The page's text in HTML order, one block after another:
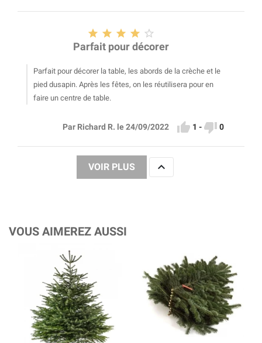
    
Parfait pour décorer
Parfait pour décorer la table, les abords de la crèche et le
pied dusapin. Après les fêtes, on les réutilisera pour en
faire un centre de table.
Par Richard R. le 24/09/2022  1 -  0
VOIR PLUS 
VOUS AIMEREZ AUSSI